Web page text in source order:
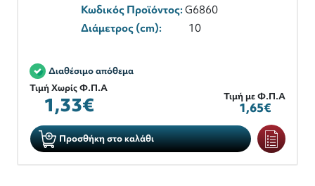
Κωδικός Προϊόντος:G6860
Διάμετρος (cm):
10
Διαθέσιμο απόθεμα
Τιμή Χωρίς Φ.Π.Α
1,33€ Τιμή με Φ.Π.Α
1,65€
Προσθήκη στο καλάθι